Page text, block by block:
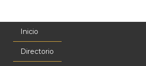
Inicio
Directorio